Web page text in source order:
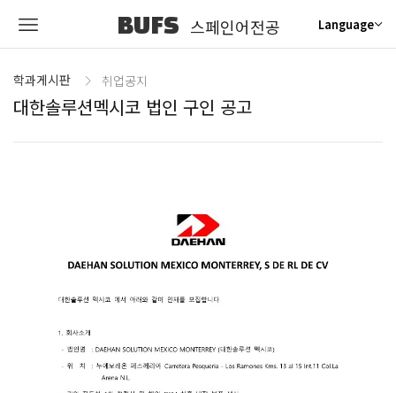
BUFS 스페인어전공 Language
학과게시판 취업공지
대한솔루션멕시코 법인 구인 공고